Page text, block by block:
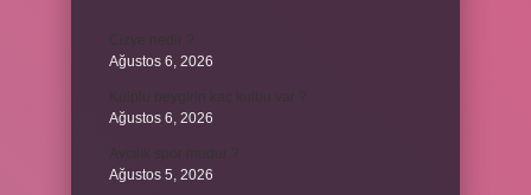
Ağustos 6, 2026
Ağustos 6, 2026
Ağustos 5, 2026